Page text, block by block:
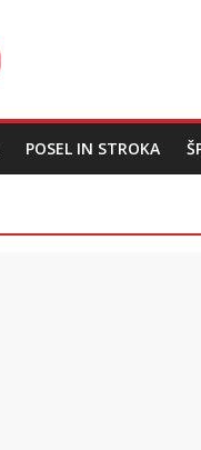
POSEL IN STROKA